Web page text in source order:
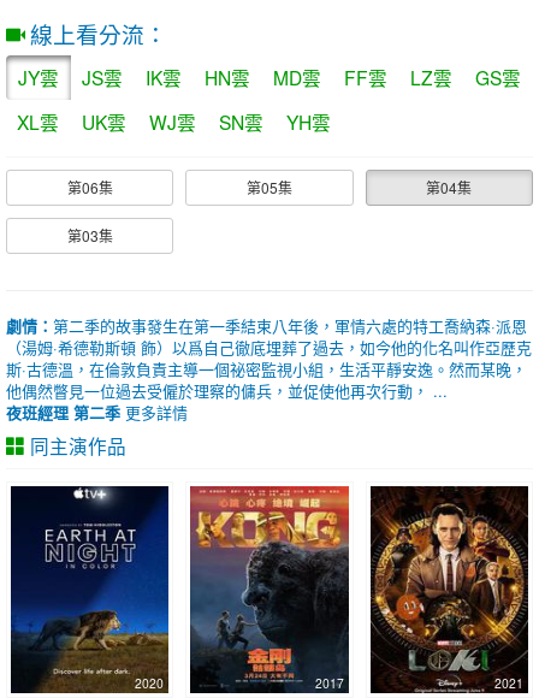
線上看分流：
JY雲 JS雲 IK雲 HN雲 MD雲 FF雲 LZ雲
GS雲
XL雲
UK雲 WJ雲 SN雲 YH雲
第06集 第05集 第04集
第03集
劇情： 第二季的故事發生在第一季結束八年後，軍情六處的特工喬納森·派恩
（湯姆·希德勒斯頓 飾）以爲自己徹底埋葬了過去，如今他的化名叫作亞歷克
斯·古德溫，在倫敦負責主導一個祕密監視小組，生活平靜安逸。然而某晚，
他偶然瞥見一位過去受僱於理察的傭兵，並促使他再次行動， ...
夜班經理 第二季 更多詳情
同主演作品
2020 2017 2021